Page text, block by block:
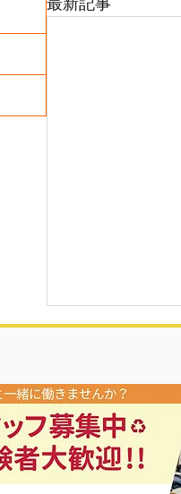
最新記事